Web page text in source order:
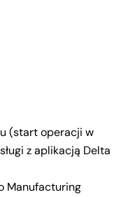
(start operacji w
z aplikacją Delta
Manufacturing